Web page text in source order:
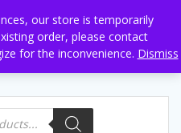
our store is temporarily
order, please contact
for the inconvenience. Dismiss
to
content
Products
search